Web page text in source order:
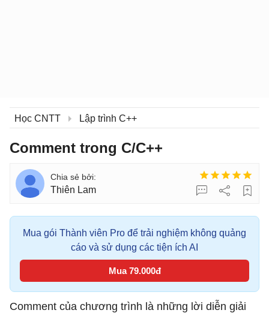
Học CNTT Lập trình C++
Comment trong C/C++
Thiên Lam
Mua gói Thành viên Pro để trải nghiệm không quảng
cáo và sử dụng các tiện ích AI
Mua 79.000đ
Comment của chương trình là những lời diễn giải